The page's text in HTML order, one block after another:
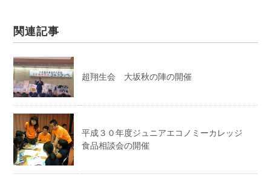
関連記事
超翔生会 大坂秋の陣の開催
平成３０年度ジュニアエコノミーカレッジ
食品相談会の開催